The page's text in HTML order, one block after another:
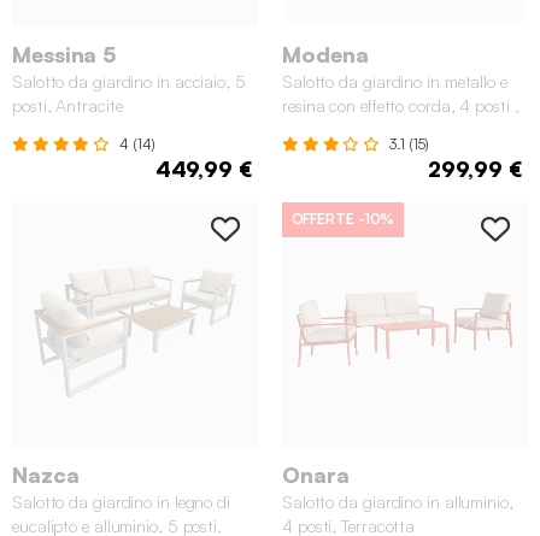
Messina 5
Salotto da giardino in acciaio, 5
posti, Antracite
4 (14)
449,99 €
Modena
Salotto da giardino in metallo e
resina con effetto corda, 4 posti ,
3.1 (15)
299,99 €
Nazca
Salotto da giardino in legno di
eucalipto e alluminio, 5 posti,
OFFERTE -10%
Onara
Salotto da giardino in alluminio,
4 posti, Terracotta